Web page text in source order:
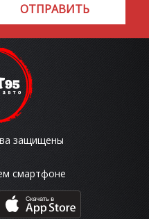
ОТПРАВИТЬ
защищены
смартфоне